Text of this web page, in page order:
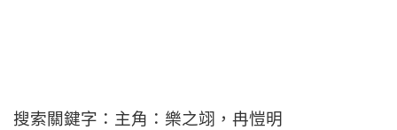
搜索關鍵字：主角：樂之翊，冉愷明